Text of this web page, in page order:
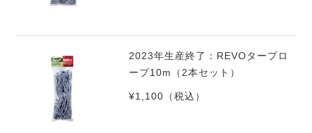
2023年生産終了：REVOタープロ
ープ10m（2本セット）
¥1,100 （税込）